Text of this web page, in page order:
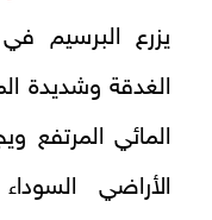
يزرع البرسيم
الغدقة وشديدة
المائي المرتفع
الأراضي